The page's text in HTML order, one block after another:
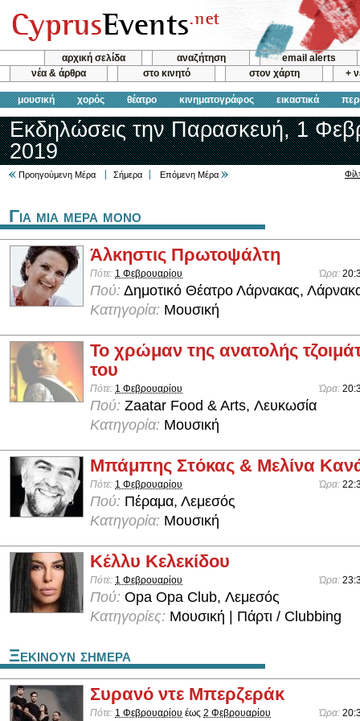
αρχική σελίδα αναζήτηση
email alerts
νέα & άρθρα
στο κινητό στον χάρτη +
μουσική χορός θέατρο κινηματογράφος εικαστικά
Εκδηλώσεις την Παρασκευή, 1
2019
Προηγούμενη Μέρα Σήμερα Επόμενη Μέρα
Για μια μερα μονο
Άλκηστις Πρωτοψάλτη
Πότε: 1 Φεβρουαρίου Ώρα:
Πού: Δημοτικό Θέατρο Λάρνακας,
Κατηγορία: Μουσική
Το χρώμαν της ανατολής
του
Πότε: 1 Φεβρουαρίου Ώρα:
Πού: Zaatar Food & Arts, Λευκωσία
Κατηγορία: Μουσική
Μπάμπης Στόκας & Μελίνα
Πότε: 1 Φεβρουαρίου Ώρα:
Πού: Πέραμα, Λεμεσός
Κατηγορία: Μουσική
Κέλλυ Κελεκίδου
Πότε: 1 Φεβρουαρίου Ώρα:
Πού: Opa Opa Club, Λεμεσός
Κατηγορίες: Μουσική | Πάρτι / Clubbing
Ξεκινουν σημερα
Συρανό ντε Μπερζεράκ
Πότε: 1 Φεβρουαρίου έως 2 Φεβρουαρίου Ώρα: